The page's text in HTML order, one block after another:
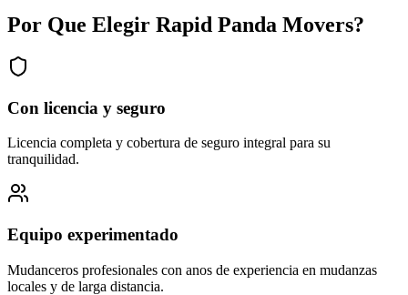
Por Que Elegir Rapid Panda Movers?
Con licencia y seguro
Licencia completa y cobertura de seguro integral para su
tranquilidad.
Equipo experimentado
Mudanceros profesionales con anos de experiencia en mudanzas
locales y de larga distancia.